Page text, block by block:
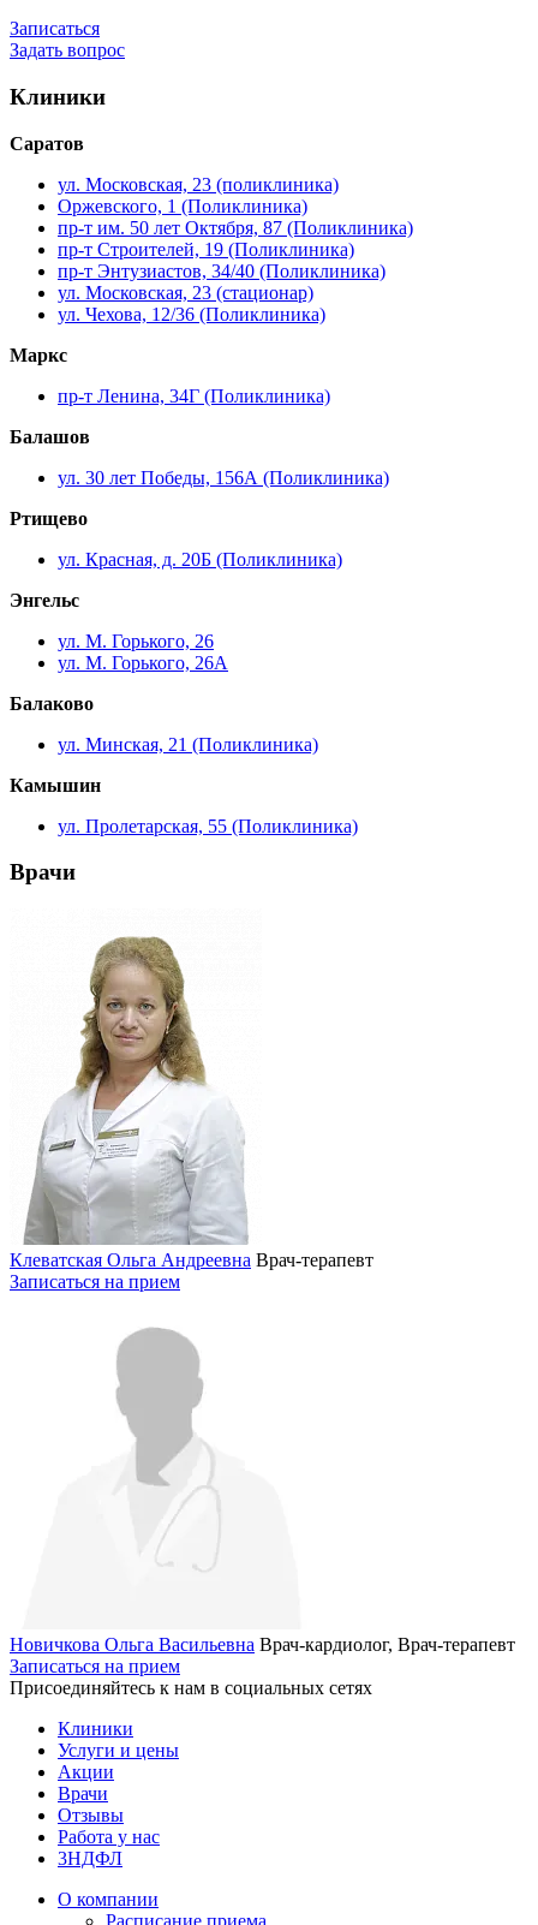
Записаться
Задать вопрос
Клиники
Саратов
ул. Московская, 23 (поликлиника)
Оржевского, 1 (Поликлиника)
пр-т им. 50 лет Октября, 87 (Поликлиника)
пр-т Строителей, 19 (Поликлиника)
пр-т Энтузиастов, 34/40 (Поликлиника)
ул. Московская, 23 (стационар)
ул. Чехова, 12/36 (Поликлиника)
Маркс
пр-т Ленина, 34Г (Поликлиника)
Балашов
ул. 30 лет Победы, 156А (Поликлиника)
Ртищево
ул. Красная, д. 20Б (Поликлиника)
Энгельс
ул. М. Горького, 26
ул. М. Горького, 26А
Балаково
ул. Минская, 21 (Поликлиника)
Камышин
ул. Пролетарская, 55 (Поликлиника)
Врачи
Клеватская Ольга Андреевна Врач-терапевт
Записаться на прием
Новичкова Ольга Васильевна Врач-кардиолог, Врач-терапевт
Записаться на прием
Присоединяйтесь к нам в социальных сетях
Клиники
Услуги и цены
Акции
Врачи
Отзывы
Работа у нас
3НДФЛ
О компании
Расписание приема